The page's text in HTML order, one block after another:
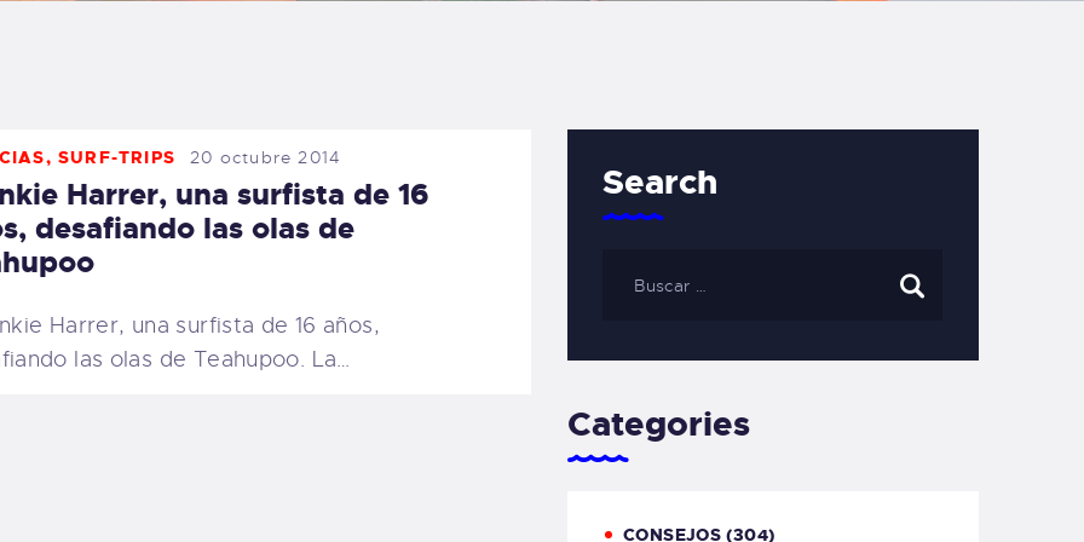
CARRITO
FAMILY
,SURF-TRIPS 20 octubre 2014
Harrer, una surfista de 16
desafiando las olas de
Harrer, una surfista de 16 años,
las olas de Teahupoo. La…
Search
Categories
CONSEJOS (304)